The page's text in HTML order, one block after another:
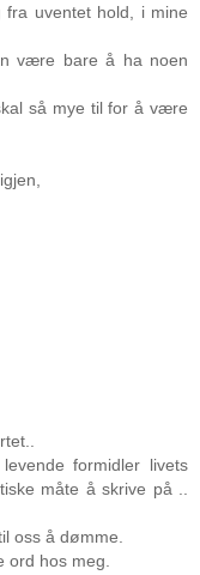
uventet hold, i mine
være bare å ha noen
så mye til for å være
formidler livets
måte å skrive på ..
oss å dømme.
ord hos meg.